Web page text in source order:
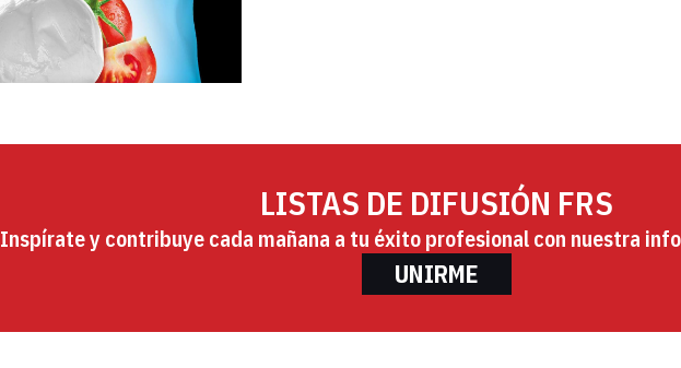
LISTAS DE DIFUSIÓN FRS
Inspírate y contribuye cada mañana a tu éxito profesional con nuestra
UNIRME